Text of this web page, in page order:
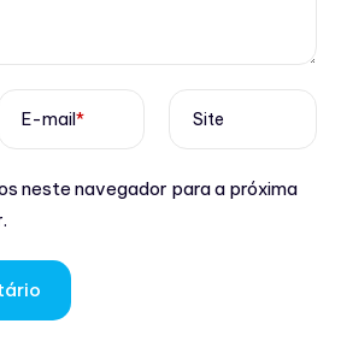
E-mail* Site
neste navegador para a próxima